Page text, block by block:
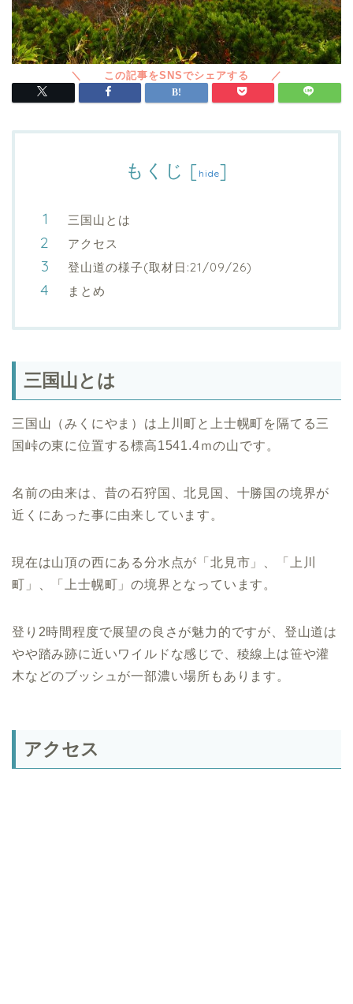
もくじ [ hide]
三国山とは
アクセス
登山道の様子(取材日:21/09/26)
まとめ
三国山とは
三国山（みくにやま）は上川町と上士幌町を隔てる三
国峠の東に位置する標高1541.4ｍの山です。
名前の由来は、昔の石狩国、北見国、十勝国の境界が
近くにあった事に由来しています。
現在は山頂の西にある分水点が「北見市」、「上川
町」、「上士幌町」の境界となっています。
登り2時間程度で展望の良さが魅力的ですが、登山道は
やや踏み跡に近いワイルドな感じで、稜線上は笹や灌
木などのブッシュが一部濃い場所もあります。
アクセス